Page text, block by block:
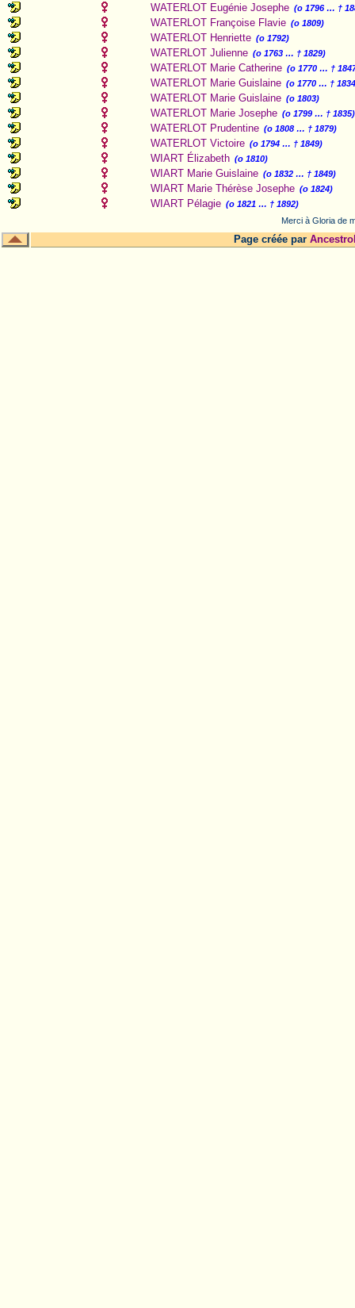
WATERLOT Eugénie Josephe (o 1796 … †
WATERLOT Françoise Flavie (o 1809)
WATERLOT Henriette (o 1792)
WATERLOT Julienne (o 1763 … † 1829)
WATERLOT Marie Catherine (o 1770 … †
WATERLOT Marie Guislaine (o 1770 … †
WATERLOT Marie Guislaine (o 1803)
WATERLOT Marie Josephe (o 1799 … † 1835)
WATERLOT Prudentine (o 1808 … † 1879)
WATERLOT Victoire (o 1794 … † 1849)
WIART Élizabeth (o 1810)
WIART Marie Guislaine (o 1832 … † 1849)
WIART Marie Thérèse Josephe (o 1824)
WIART Pélagie (o 1821 … † 1892)
Merci à Gloria de
Page créée par